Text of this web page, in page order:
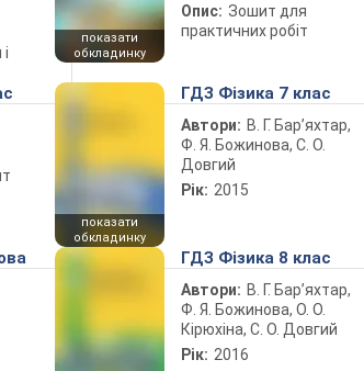
показати
обкладинку
Опис: Зошит для
практичних робіт
показати
обкладинку
ГДЗ Фізика 7 клас
Автори: В. Г. Бар’яхтар,
Ф. Я. Божинова, С. О.
Довгий
Рік: 2015
ГДЗ Фізика 8 клас
Автори: В. Г. Бар’яхтар,
Ф. Я. Божинова, О. О.
Кірюхіна, С. О. Довгий
Рік: 2016